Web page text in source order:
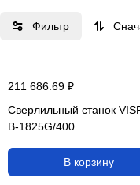
Фильтр
211 686.69 ₽
Сверлильный станок
B-1825G/400
В корзину